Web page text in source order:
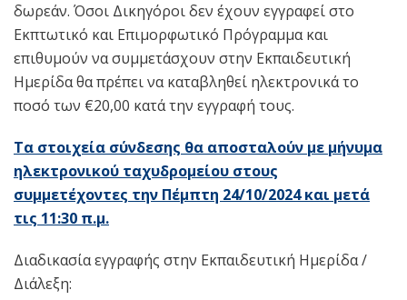
δωρεάν. Όσοι Δικηγόροι δεν έχουν εγγραφεί στο
Εκπτωτικό και Επιμορφωτικό Πρόγραμμα και
επιθυμούν να συμμετάσχουν στην Εκπαιδευτική
Ημερίδα θα πρέπει να καταβληθεί ηλεκτρονικά το
ποσό των €20,00 κατά την εγγραφή τους.
Τα στοιχεία σύνδεσης θα αποσταλούν με μήνυμα
ηλεκτρονικού ταχυδρομείου στους
συμμετέχοντες την Πέμπτη 24/10/2024 και μετά
τις 11:30 π.μ.
Διαδικασία εγγραφής στην Εκπαιδευτική Ημερίδα /
Διάλεξη: